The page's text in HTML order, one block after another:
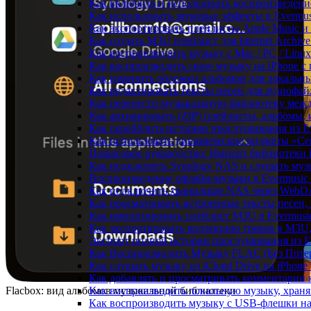
Как включить и использовать
Как использовать звуковые эффекты в
Как экспортировать плейлисты Apple Music
Как создать M3U плейлист для Internet
Как воспроизводить музыку с Mac / PC /
Как воспроизводить свою музыку на iPhone
Как изменить обложки альбомов для
Как редактировать тексты песен для
Как перенести музыкальную библиотеку
Как архивировать (ZIP) плейлисты, альбомы,
Как скробблить историю прослушивания из
Как использовать динамические виджеты
Пошаговое руководство: Импорт библиотеки
Как подключить Synology NAS и слушать
Воспроизведение офлайн-музыки в
Как подключить хранилище NAS через
Как просматривать встроенные тексты
Как импортировать плейлист M3U в
Как экспортировать коллекцию треков в
Экспорт полной истории прослушивания из
Как Воспроизводить Музыку FLAC (Без
Как слушать музыку из iCloud Drive на
Как добавлять и просматривать
Как воспроизводить локальную музыку,
Как воспроизводить музыку с USB-флешки
Flacbox: вид альбомов музыкальной библиотеки